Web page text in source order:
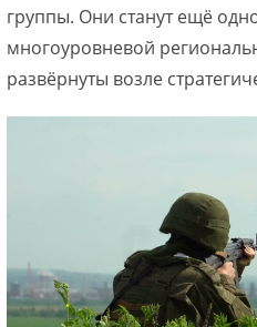
группы. Они станут ещё
многоуровневой
развёрнуты возле